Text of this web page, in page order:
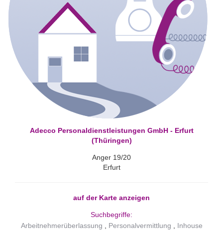
Adecco Personaldienstleistungen GmbH - Erfurt
(Thüringen)
Anger 19/20
Erfurt
auf der Karte anzeigen
Suchbegriffe:
Arbeitnehmerüberlassung
Personalvermittlung
Inhouse